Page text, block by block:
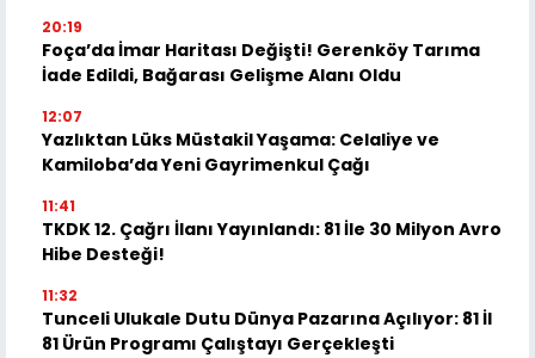
20:19
Foça’da İmar Haritası Değişti! Gerenköy Tarıma
İade Edildi, Bağarası Gelişme Alanı Oldu
12:07
Yazlıktan Lüks Müstakil Yaşama: Celaliye ve
Kamiloba’da Yeni Gayrimenkul Çağı
11:41
TKDK 12. Çağrı İlanı Yayınlandı: 81 İle 30 Milyon Avro
Hibe Desteği!
11:32
Tunceli Ulukale Dutu Dünya Pazarına Açılıyor: 81 İl
81 Ürün Programı Çalıştayı Gerçekleşti